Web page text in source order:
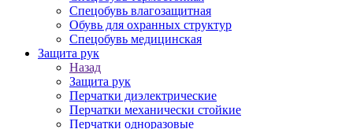
Спецобувь влагозащитная
Обувь для охранных структур
Спецобувь медицинская
Защита рук
Назад
Защита рук
Перчатки диэлектрические
Перчатки механически стойкие
Перчатки одноразовые